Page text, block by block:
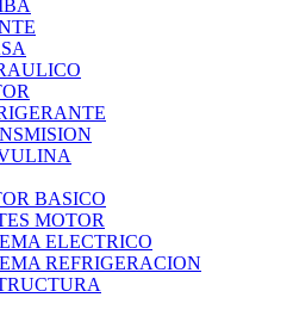
BASICO
MOTOR
ELECTRICO
REFRIGERACION